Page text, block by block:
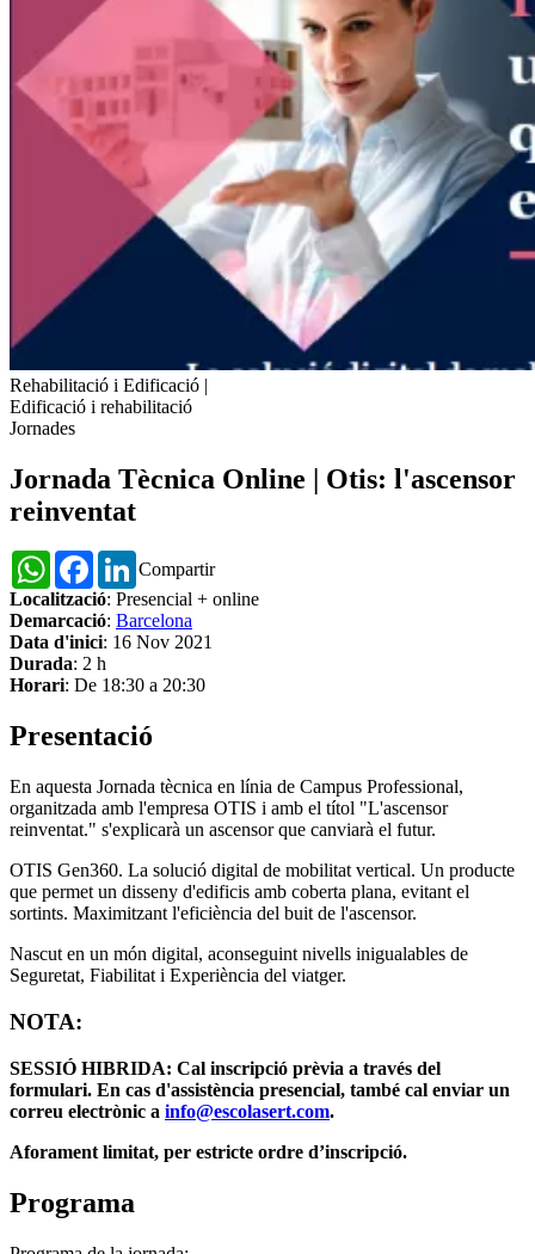
Rehabilitació i Edificació |
Edificació i rehabilitació
Jornades
Jornada Tècnica Online | Otis: l'ascensor
reinventat
Compartir
WhatsAppFacebookLinkedIn
Localització: Presencial + online
Demarcació: Barcelona
Data d'inici: 16 Nov 2021
Durada: 2 h
Horari: De 18:30 a 20:30
Presentació
En aquesta Jornada tècnica en línia de Campus Professional,
organitzada amb l'empresa OTIS i amb el títol "L'ascensor
reinventat." s'explicarà un ascensor que canviarà el futur.
OTIS Gen360. La solució digital de mobilitat vertical. Un producte
que permet un disseny d'edificis amb coberta plana, evitant el
sortints. Maximitzant l'eficiència del buit de l'ascensor.
Nascut en un món digital, aconseguint nivells inigualables de
Seguretat, Fiabilitat i Experiència del viatger.
NOTA:
SESSIÓ HIBRIDA: Cal inscripció prèvia a través del
formulari. En cas d'assistència presencial, també cal enviar un
correu electrònic a info@escolasert.com.
Aforament limitat, per estricte ordre d’inscripció.
Programa